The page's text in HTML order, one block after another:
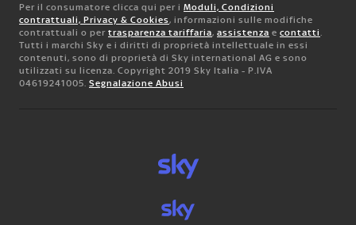
Per il consumatore clicca qui per i Moduli, Condizioni
contrattuali, Privacy & Cookies, informazioni sulle modifiche
contrattuali o per trasparenza tariffaria, assistenza e contatti.
Tutti i marchi Sky e i diritti di proprietà intellettuale in essi
contenuti, sono di proprietà di Sky international AG e sono
utilizzati su licenza. Copyright 2019 Sky Italia - P.IVA
04619241005. Segnalazione Abusi